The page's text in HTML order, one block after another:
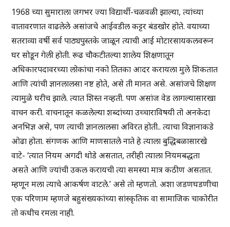
1968 च्या सुमाराला जगभर ज्या विद्यार्थी-चळवळी झाल्या, त्यांच्या
वातावरणात वाढलेले असांजचे आईवडील कट्टर बंडखोर होते. वयाच्या
सतराव्या वर्षी सर्व पाठ्यपुस्तके जाळून त्याची आई मोटारसायकलवरून
घर सोडून गेली होती. रूढ चौकटीतल्या शालेय शिक्षणातून
अधिकारपदावरच्या लोकांचा नको तितका आदर करायला मुले शिकतात
आणि त्यांची ज्ञानलालसा नष्ट होते, असे ती मानत असे. असांजचे शिक्षण
त्यामुळे घरीच झाले. त्यात शिस्त नव्हती. पण असांज वेड लागल्यासारखा
वाचन करी. वाचनातून कळलेल्या शब्दांच्या उच्चाराविषयी तो अनकेदा
अनभिज्ञ असे, पण त्याची ज्ञानलालसा अविरत होती.. त्याचा विज्ञानाकडे
ओढा होता. संगणक आणि माणसातले नाते हे त्याला बुद्धिबळासारखे
वाटे- ‘त्यात नियम अगदी थोडे असतात, तरीही त्याला नियमबद्धता
असते आणि ज्यांची उकल करायची त्या समस्या मात्र कठीण असतात.
म्हणून मला त्याचे आकर्षण वाटले.’ असे तो म्हणतो. अशा जडणघडणीचा
एक परिणाम म्हणजे बहुसंख्यकांच्या सांस्कृतिक वा सामाजिक चाकोरीत
तो कधीच रमला नाही.